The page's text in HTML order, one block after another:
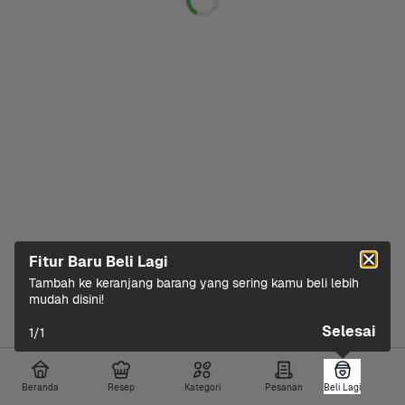
Beranda Resep Kategori Pesanan Beli Lagi
Fitur Baru Beli Lagi
Tambah ke keranjang barang yang sering kamu beli lebih
mudah disini!
1/1 Selesai
Beli Lagi